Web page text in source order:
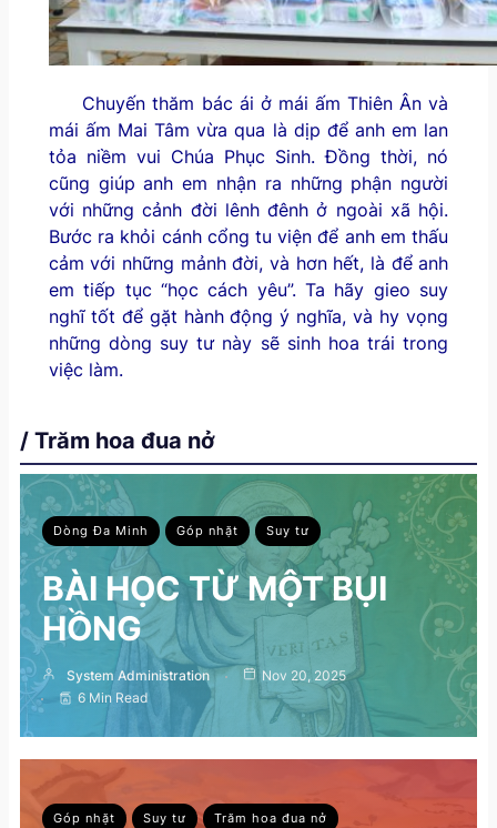
Chuyến thăm bác ái ở mái ấm Thiên Ân và
mái ấm Mai Tâm vừa qua là dịp để anh em lan
tỏa niềm vui Chúa Phục Sinh. Đồng thời, nó
cũng giúp anh em nhận ra những phận người
với những cảnh đời lênh đênh ở ngoài xã hội.
Bước ra khỏi cánh cổng tu viện để anh em thấu
cảm với những mảnh đời, và hơn hết, là để anh
em tiếp tục “học cách yêu”. Ta hãy gieo suy
nghĩ tốt để gặt hành động ý nghĩa, và hy vọng
những dòng suy tư này sẽ sinh hoa trái trong
việc làm.
/ Trăm hoa đua nở
Dòng Đa Minh Góp nhặt Suy tư
BÀI HỌC TỪ MỘT BỤI
HỒNG
System Administration
Nov 20, 2025
6 Min Read
Góp nhặt Suy tư Trăm hoa đua nở